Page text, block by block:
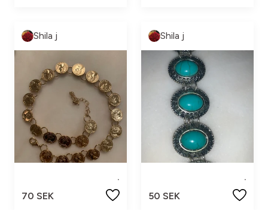
Shila j
.
70 SEK
Shila j
.
50 SEK